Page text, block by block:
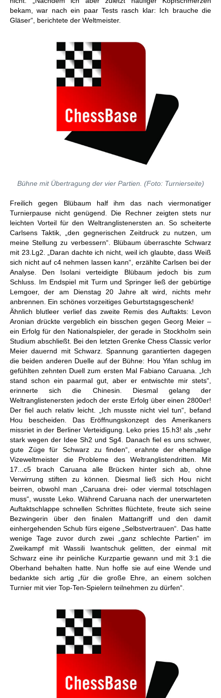
bekam, war nach ein paar Tests rasch klar: Ich brauche die
Gläser“, berichtete der Weltmeister.
Bühne mit Übertragung der vier Partien. (Foto: Turnierseite)
Freilich gegen Blübaum half ihm das nach viermonatiger
Turnierpause nicht genügend. Die Rechner zeigten stets nur
leichten Vorteil für den Weltranglistenersten an. So scheiterte
Carlsens Taktik, „den gegnerischen Zeitdruck zu nutzen, um
meine Stellung zu verbessern“. Blübaum überraschte Schwarz
mit 23.Lg2. „Daran dachte ich nicht, weil ich glaubte, dass Weiß
sich nicht auf c4 nehmen lassen kann“, erzählte Carlsen bei der
Analyse. Den Isolani verteidigte Blübaum jedoch bis zum
Schluss. Im Endspiel mit Turm und Springer ließ der gebürtige
Lemgoer, der am Dienstag 20 Jahre alt wird, nichts mehr
anbrennen. Ein schönes vorzeitiges Geburtstagsgeschenk!
Ähnlich blutleer verlief das zweite Remis des Auftakts: Levon
Aronian drückte vergeblich ein bisschen gegen Georg Meier –
ein Erfolg für den Nationalspieler, der gerade in Stockholm sein
Studium abschließt. Bei den letzten Grenke Chess Classic verlor
Meier dauernd mit Schwarz. Spannung garantierten dagegen
die beiden anderen Duelle auf der Bühne: Hou Yifan schlug im
gefühlten zehnten Duell zum ersten Mal Fabiano Caruana. „Ich
stand schon ein paarmal gut, aber er entwischte mir stets“,
erinnerte sich die Chinesin. Diesmal gelang der
Weltranglistenersten jedoch der erste Erfolg über einen 2800er!
Der fiel auch relativ leicht. „Ich musste nicht viel tun“, befand
Hou bescheiden. Das Eröffnungskonzept des Amerikaners
missriet in der Berliner Verteidigung. Leko pries 15.h3! als „sehr
stark wegen der Idee Sh2 und Sg4. Danach fiel es uns schwer,
gute Züge für Schwarz zu finden“, erahnte der ehemalige
Vizeweltmeister die Probleme des Weltranglistendritten. Mit
17...c5 brach Caruana alle Brücken hinter sich ab, ohne
Verwirrung stiften zu können. Diesmal ließ sich Hou nicht
beirren, obwohl man „Caruana drei- oder viermal totschlagen
muss“, wusste Leko. Während Caruana nach der unerwarteten
Auftaktschlappe schnellen Schrittes flüchtete, freute sich seine
Bezwingerin über den finalen Mattangriff und den damit
einhergehenden Schub fürs eigene „Selbstvertrauen“. Das hatte
wenige Tage zuvor durch zwei „ganz schlechte Partien“ im
Zweikampf mit Wassili Iwantschuk gelitten, der einmal mit
Schwarz eine ihr peinliche Kurzpartie gewann und mit 3:1 die
Oberhand behalten hatte. Nun hoffe sie auf eine Wende und
bedankte sich artig „für die große Ehre, an einem solchen
Turnier mit vier Top-Ten-Spielern teilnehmen zu dürfen“.